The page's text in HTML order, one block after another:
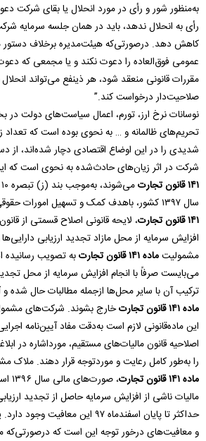
به‌منظور شور و رأی در مورد انحلال یا بقای شرکت
رأی به انحلال ندهد، باید در همان جلسه سرمایه
کاهش دهد. درصورتی‌که هیئت‌مدیره برخلاف
عمومی فوق‌العاده را دعوت نکند و یا مجمعی که
مقررات قانونی منعقد شود، هر ذینفع می‌تواند
صلاحیت‌دار درخواست کند.”
نوسانات نرخ ارز، تورم، اعمال سیاست‌های دولت
تحریم‌های ظالمانه و … به نحوی بوده است که تعداد
شدیدی را در این اوضاع اقتصادی دچار شده‌اند،
شرکت در اثر زیان‌های حادث‌شده به نحوی است که
۱۴۱ قانون تجارت
سال ۱۳۹۷ کشور، باهدف کمک و تسهیل امورات حقوقی شرکت‌های مشمول
۱۴۱ قانون تجارت
، لایحه قانونی اصلاح قسمتی از
افزایش سرمایه از محل مازاد تجدید ارزیابی
مشمولیتماده ۱۴۱ قانون تجارت
به تصویب
می‌بایست صرفاً با انجام افزایش سرمایه از محل
ترکیب آن با سایر محل‌ها ازجمله مطالبات حال شده
ماده ۱۴۱ قانون تجارت
خارج بشوند. شرکت‌های
را به‌طور کامل رعایت و موردتوجه قرار دهند.
ماده ۱۴۱ قانون تجارت
،
مالیات ناشی از افزایش سرمایه حاصل از تجدید
حداکثر تا پایان اسفندماه ۹۷ این
و معافیت‌های درخور توجه این است که درصورتی‌که